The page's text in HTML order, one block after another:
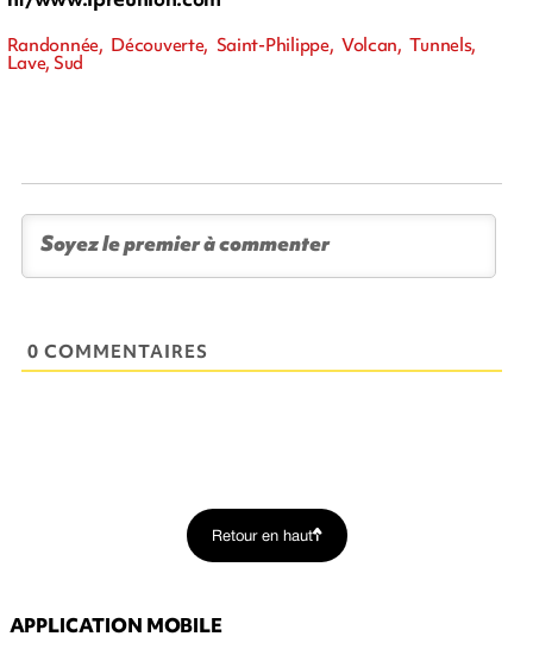
Randonnée, Découverte, Saint-Philippe, Volcan, Tunnels,
Lave, Sud
0 COMMENTAIRES
Retour en haut
APPLICATION MOBILE